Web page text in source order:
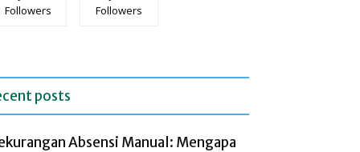
Followers Followers
posts
Absensi Manual: Mengapa